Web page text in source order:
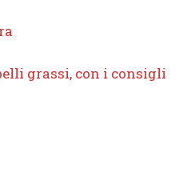
grassi, con i consigli